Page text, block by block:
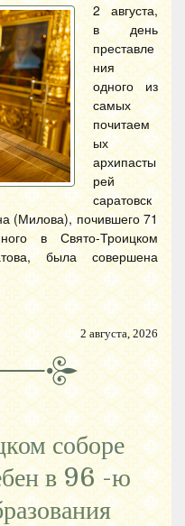
2 августа,
в день
преставле
ния
одного из
самых
почитаем
ых
архипасты
рей
саратовск
(Милова), почившего 71
в Свято-Троицком
была совершена
2 августа, 2026
соборе
в 96 -ю